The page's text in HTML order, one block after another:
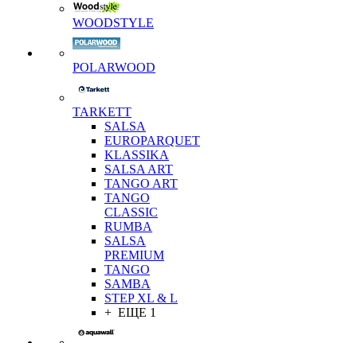
WOODSTYLE
POLARWOOD
TARKETT
SALSA
EUROPARQUET
KLASSIKA
SALSA ART
TANGO ART
TANGO
CLASSIC
RUMBA
SALSA
PREMIUM
TANGO
SAMBA
STEP XL & L
+ ЕЩЕ 1